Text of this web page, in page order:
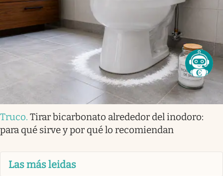
Truco. Tirar bicarbonato alrededor del inodoro:
para qué sirve y por qué lo recomiendan
Las más leidas